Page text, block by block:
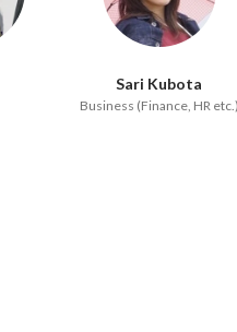
Sari Kubota
Business (Finance, HR etc.)